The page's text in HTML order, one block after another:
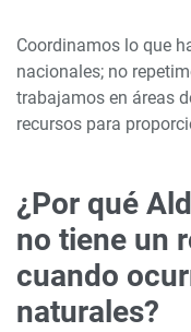
Coordinamos lo que
nacionales; no
trabajamos en áreas
recursos para
¿Por qué
no tiene un
cuando
naturales?